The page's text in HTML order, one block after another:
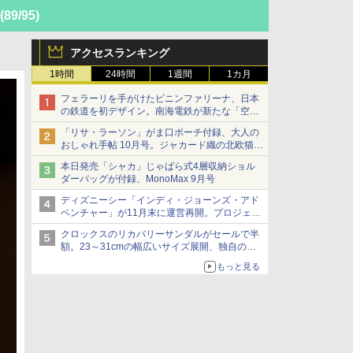
(89/95)
アクセスランキング
1時間 24時間 1週間 1カ月
フェラーリを手がけたピニンファリーナ、日本
の鉄道を初デザイン。南海電鉄が新たな「空港
特急」をなにわ筋線へ導入
「リサ・ラーソン」がま口ポーチ付録、大人の
おしゃれ手帖 10月号。ジャカード織の北欧猫デ
ザイン
本日発売「シャカ」じゃばら式4層収納ショル
ダーバッグが付録、MonoMax 9月号
ディズニーシー「インディ・ジョーンズ・アド
ベンチャー」が11月末に運営再開。プロジェク
ションマッピングを追加、DPAは1500円
クロックスのリカバリーサンダルがセールで半
額。23～31cmの幅広いサイズ展開、独自のク
もっと見る